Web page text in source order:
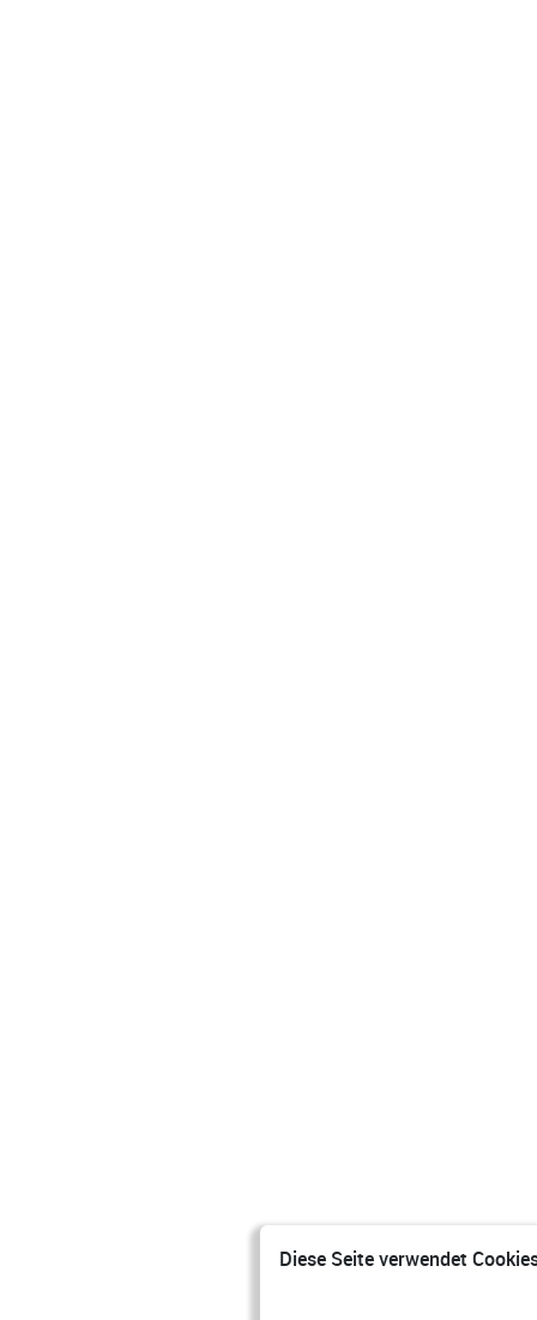
Diese Seite verwendet